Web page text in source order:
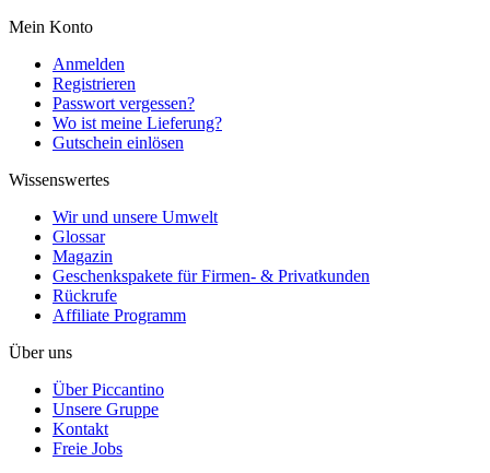
Mein Konto
Anmelden
Registrieren
Passwort vergessen?
Wo ist meine Lieferung?
Gutschein einlösen
Wissenswertes
Wir und unsere Umwelt
Glossar
Magazin
Geschenkspakete für Firmen- & Privatkunden
Rückrufe
Affiliate Programm
Über uns
Über Piccantino
Unsere Gruppe
Kontakt
Freie Jobs